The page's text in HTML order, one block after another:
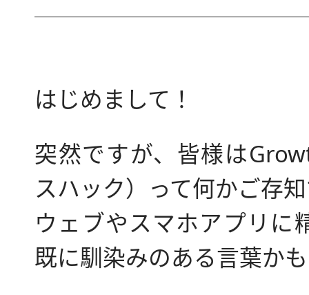
はじめまして！
突然ですが、皆様は
スハック）って何かご存
ウェブやスマホアプリに
既に馴染みのある言葉か